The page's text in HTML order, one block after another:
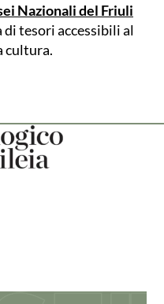
Nazionali del Friuli
di tesori accessibili al
cultura.